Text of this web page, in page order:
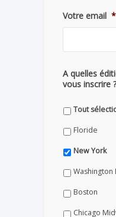
Votre email *
A quelles
vous inscrire ?
Tout
Floride
New York
Washington
Boston
Chicago